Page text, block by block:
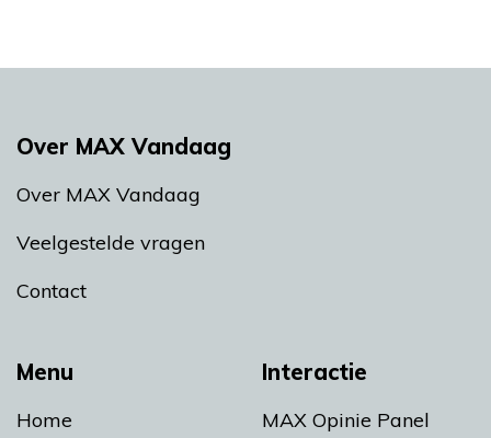
Menu
Home
Interactie
MAX Opinie Panel
Over MAX Vandaag
Over MAX Vandaag
Veelgestelde vragen
Contact